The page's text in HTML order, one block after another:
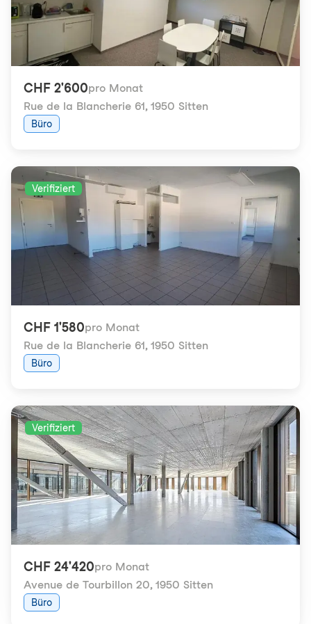
CHF 2'600pro Monat
Rue de la Blancherie 61, 1950 Sitten
Büro
Verifiziert
CHF 1'580pro Monat
Rue de la Blancherie 61, 1950 Sitten
Büro
Verifiziert
CHF 24'420pro Monat
Avenue de Tourbillon 20, 1950 Sitten
Büro